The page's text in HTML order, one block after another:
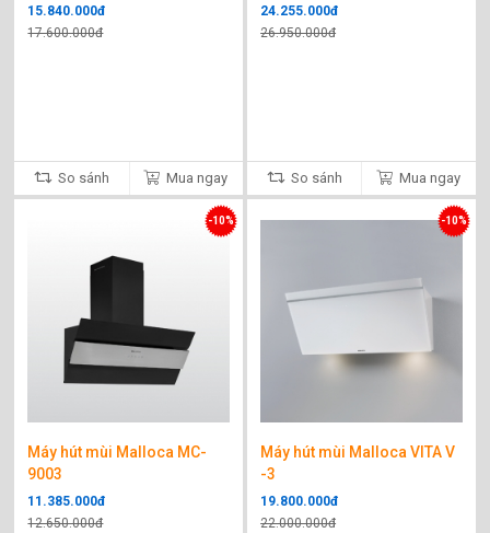
15.840.000đ
17.600.000đ
So sánh Mua ngay
24.255.000đ
26.950.000đ
So sánh Mua ngay
Máy hút mùi Malloca MC-
9003
11.385.000đ
12.650.000đ
-10%
Máy hút mùi Malloca VITA V
-3
19.800.000đ
22.000.000đ
-10%